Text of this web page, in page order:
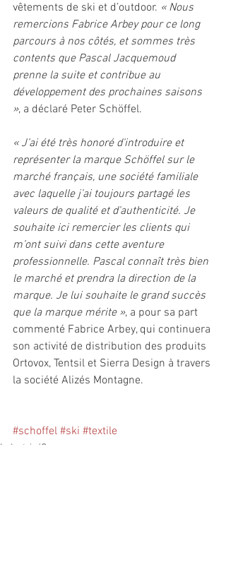
vêtements de ski et d’outdoor. « Nous
remercions Fabrice Arbey pour ce long
parcours à nos côtés, et sommes très
contents que Pascal Jacquemoud
prenne la suite et contribue au
développement des prochaines saisons
», a déclaré Peter Schöffel.
« J’ai été très honoré d’introduire et
représenter la marque Schöffel sur le
marché français, une société familiale
avec laquelle j’ai toujours partagé les
valeurs de qualité et d’authenticité. Je
souhaite ici remercier les clients qui
m’ont suivi dans cette aventure
professionnelle. Pascal connaît très bien
le marché et prendra la direction de la
marque. Je lui souhaite le grand succès
que la marque mérite », a pour sa part
commenté Fabrice Arbey, qui continuera
son activité de distribution des produits
Ortovox, Tentsil et Sierra Design à travers
la société Alizés Montagne.
#schoffel #ski #textile
Industrie/Commerce